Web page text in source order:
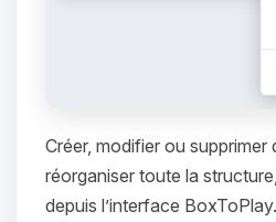
Créer, modifier ou supprimer
réorganiser toute la
depuis l’interface BoxToPlay.